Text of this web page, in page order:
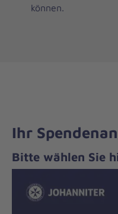
können.
Ihr
Bitte wählen Sie